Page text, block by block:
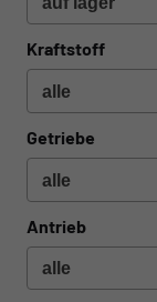
Kraftstoff
Getriebe
Antrieb